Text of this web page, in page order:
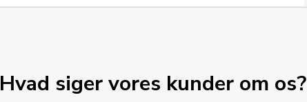
Hvad siger vores kunder om os?